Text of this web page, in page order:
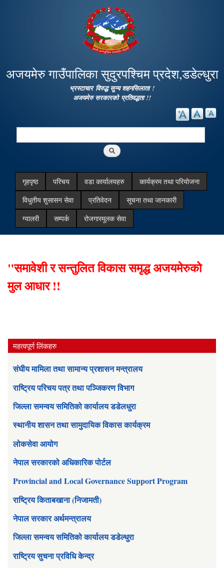
main
content
अजयमेरु गाउँपालिका सुदुरपश्चिम प्रदेश,डडेल्धुरा
भ्रस्टाचार विरुद्ध सुन्य शहनसिलाता !
अजयमेरु सरकारको प्रतिवद्धता !!
Search
गृहपृष्ठ परिचय वडा कार्यालयहरु
कार्यक्रम तथा परियोजना
विधुतीय शुसासन सेवा
प्रतिवेदन
सूचना तथा जानकारी
ग्यालरी
सम्पर्क रोजगारमूलक सेवा
"समावेशी र सन्तुलित विकास समृद्ध अजयमेरुको
मुल आधार !!
महत्वपूर्ण लिंकहरु
संघीय मामिला तथा सामान्य प्रशासन मन्त्रालय
राष्ट्रिय परिचय पत्र तथा पञ्जिकरण विभाग
जिल्ला समन्वय समितिको कार्यालय डडेलधुरा
स्थानीय शासन तथा सामुदायिक विकास कार्यक्रम
लोकसेवा आयोग
नेपाल सरकारको अधिकारिक पोर्टल
Provincial and Local Governance Support Program
राष्ट्रिय किताबखाना (निजामती)
नेपाल सरकार अर्थमन्त्रालय
जिल्ला समन्वय समितिको कार्यालय डडेल्धुरा
राष्ट्रिय सुचना प्रविधि केन्द्र